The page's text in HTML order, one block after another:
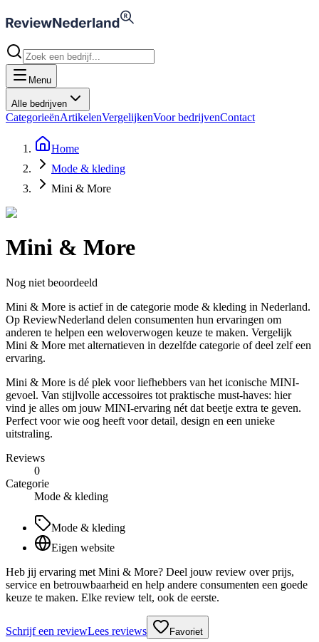
Menu
Alle bedrijven
CategorieënArtikelenVergelijkenVoor bedrijvenContact
Home
Mode & kleding
Mini & More
Mini & More
Nog niet beoordeeld
Mini & More is actief in de categorie mode & kleding in Nederland.
Op ReviewNederland delen consumenten hun ervaringen om
anderen te helpen een weloverwogen keuze te maken. Vergelijk
Mini & More met alternatieven in dezelfde categorie of deel zelf een
ervaring.
Mini & More is dé plek voor liefhebbers van het iconische MINI-
gevoel. Van stijlvolle accessoires tot praktische must-haves: hier
vind je alles om jouw MINI-ervaring nét dat beetje extra te geven.
Perfect voor wie oog heeft voor detail, design en een unieke
uitstraling.
Reviews
0
Categorie
Mode & kleding
Mode & kleding
Eigen website
Heb jij ervaring met Mini & More? Deel jouw review over prijs,
service en betrouwbaarheid en help andere consumenten een goede
keuze te maken. Elke review telt, ook de eerste.
Schrijf een reviewLees reviews Favoriet